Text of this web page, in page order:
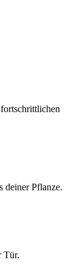
deiner Pflanze.
Tür.